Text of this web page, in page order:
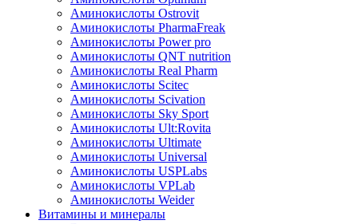
Аминокислоты Ostrovit
Аминокислоты PharmaFreak
Аминокислоты Power pro
Аминокислоты QNT nutrition
Аминокислоты Real Pharm
Аминокислоты Scitec
Аминокислоты Scivation
Аминокислоты Sky Sport
Аминокислоты Ult:Rovita
Аминокислоты Ultimate
Аминокислоты Universal
Аминокислоты USPLabs
Аминокислоты VPLab
Аминокислоты Weider
Витамины и минералы